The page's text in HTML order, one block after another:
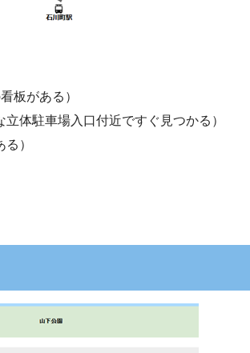
板がある）
体駐車場入口付近ですぐ見つかる）
）